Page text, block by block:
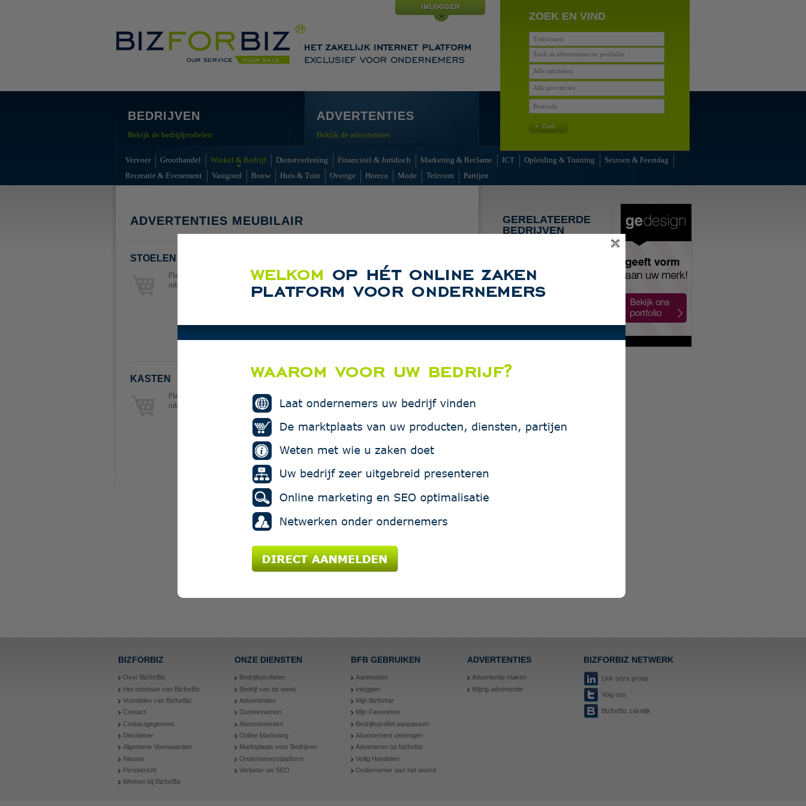
ZOEK EN VIND
Zoek in advertenties en profielen
Alle rubrieken
Alle provincies
» Zoek
BEDRIJVEN
Bekijk de bedrijfprofielen
ADVERTENTIES
Bekijk de advertenties
Vervoer Groothandel Winkel & Bedrijf Dienstverlening Financieel & Juridisch Marketing & Reclame ICT Opleiding & Training
Seizoen & Feestdag
Recreatie & Evenement
Vastgoed Bouw Huis & Tuin Overige Horeca Mode Telecom Partijen
ADVERTENTIES MEUBILAIR
STOELEN
Plaats de eerste advertentie in deze
rubriek.
Plaats de eerste advertentie in deze
rubriek.
KASTEN
Plaats de eerste advertentie in deze
rubriek.
GERELATEERDE
BEDRIJVEN
BIZFORBIZ
Over BizforBiz
Het ontstaan van BizforBiz
Voordelen van BizforBiz
Contact
Contactgegevens
Disclaimer
Algemene Voorwaarden
Nieuws
Persbericht
Werken bij BizforBiz
ONZE DIENSTEN
Bedrijfsprofielen
Bedrijf van de week
Advertenties
Domeinnamen
Abonnementen
Online Marketing
Marktplaats voor Bedrijven
Ondernemersplatform
Verbeter uw SEO
BFB GEBRUIKEN
Aanmelden
Inloggen
Mijn Bizforbiz
Mijn Favorieten
Bedrijfsprofiel aanpassen
Abonnement verlengen
Adverteren op bizforbiz
Veilig Handelen
Ondernemer aan het woord
ADVERTENTIES
Advertentie maken
Wijzig advertentie
BIZFORBIZ NETWERK
Link onze groep
Volg ons
BizforBiz zakelijk